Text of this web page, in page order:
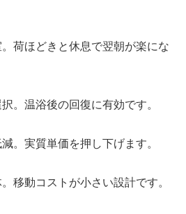
荷ほどきと休息で翌朝が楽にな
。温浴後の回復に有効です。
。実質単価を押し下げます。
移動コストが小さい設計です。